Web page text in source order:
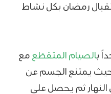
رمضان بكل نشاط
بالصيام المتقطَع مع
يمتنع الجسم عن
ثم يحصل على